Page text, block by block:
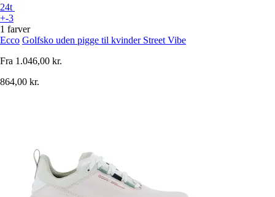
24t
+-3
1 farver
Ecco Golfsko uden pigge til kvinder Street Vibe
Fra 1.046,00 kr.
864,00 kr.